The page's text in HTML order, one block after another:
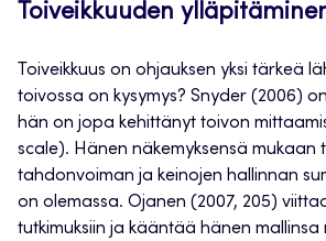
Toiveikkuuden
Toiveikkuus on ohjauksen yksi tärkeä
toivossa on kysymys? Snyder (2006)
hän on jopa kehittänyt toivon
scale). Hänen näkemyksensä mukaan
tahdonvoiman ja keinojen hallinnan
on olemassa. Ojanen (2007, 205)
tutkimuksiin ja kääntää hänen mallinsa